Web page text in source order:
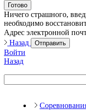
Готово
Ничего страшного,
необходимо
Адрес электронной
Назад
Отправить
Войти
Назад